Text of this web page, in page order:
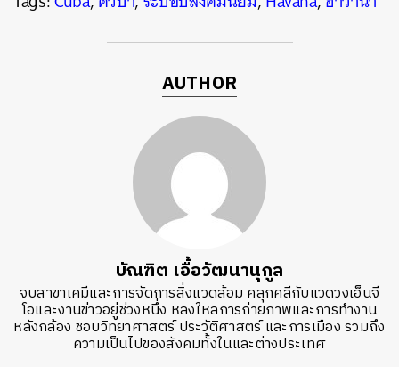
AUTHOR
บัณฑิต เอื้อวัฒนานุกูล
จบสาขาเคมีและการจัดการสิ่งแวดล้อม คลุกคลีกับแวดวงเอ็นจี
โอและงานข่าวอยู่ช่วงหนึ่ง หลงใหลการถ่ายภาพและการทำงาน
หลังกล้อง ชอบวิทยาศาสตร์ ประวัติศาสตร์ และการเมือง รวมถึง
ความเป็นไปของสังคมทั้งในและต่างประเทศ